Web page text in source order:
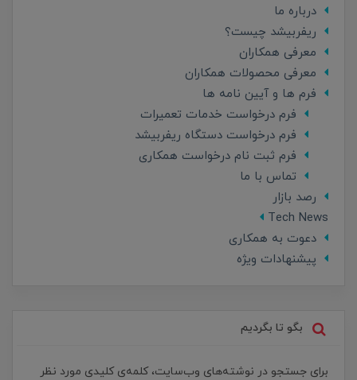
درباره ما
ریفربیشد چیست؟
معرفی همکاران
معرفی محصولات همکاران
فرم ها و آیین نامه ها
فرم درخواست خدمات تعمیرات
فرم درخواست دستگاه ریفربیشد
فرم ثبت نام درخواست همکاری
تماس با ما
رصد بازار
Tech News
دعوت به همکاری
پیشنهادات ویژه
بگو تا بگردیم
برای جستجو در نوشته‌های وب‌سایت، کلمه‌ی کلیدی مورد نظر